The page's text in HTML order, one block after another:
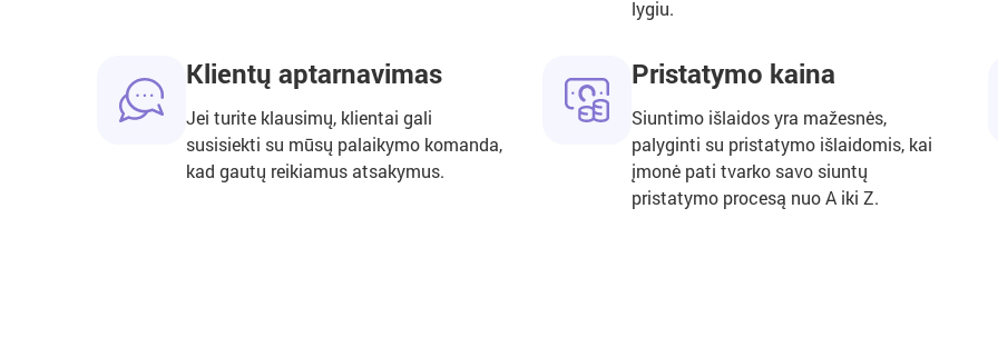
lygiu.
Klientų aptarnavimas
Jei turite klausimų, klientai gali
susisiekti su mūsų palaikymo komanda,
kad gautų reikiamus atsakymus.
Pristatymo kaina
Siuntimo išlaidos yra mažesnės,
palyginti su pristatymo išlaidomis, kai
įmonė pati tvarko savo siuntų
pristatymo procesą nuo A iki Z.